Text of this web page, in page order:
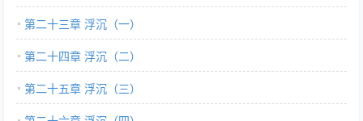
第二十三章 浮沉（一）
第二十四章 浮沉（二）
第二十五章 浮沉（三）